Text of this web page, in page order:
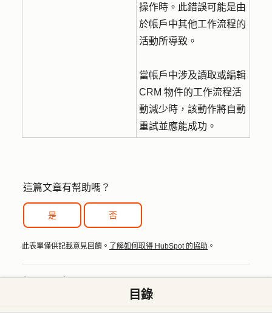
操作時。此錯誤可能是由
於帳戶中其他工作流程的
活動所導致。
當帳戶中涉及讀取或編輯
CRM 物件的工作流程活
動減少時，該動作將自動
重試並應能成功。
這篇文章有幫助嗎？
是 否
此表單僅供記載意見回饋。 了解如何取得 HubSpot 的協助 。
目錄